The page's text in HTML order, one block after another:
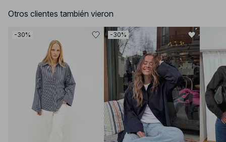
Otros clientes también vieron
-30% -30%